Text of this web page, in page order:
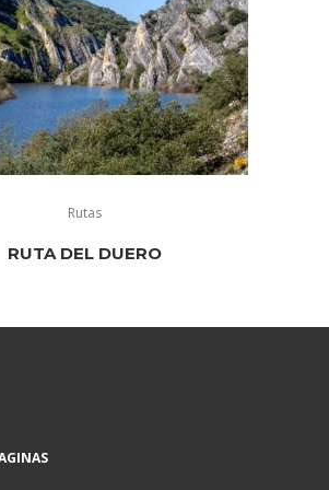
Rutas
RUTA DEL DUERO